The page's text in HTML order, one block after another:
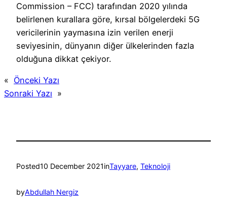
Commission – FCC) tarafından 2020 yılında
belirlenen kurallara göre, kırsal bölgelerdeki 5G
vericilerinin yaymasına izin verilen enerji
seviyesinin, dünyanın diğer ülkelerinden fazla
olduğuna dikkat çekiyor.
« Önceki Yazı
Sonraki Yazı »
Posted10 December 2021inTayyare, Teknoloji
byAbdullah Nergiz